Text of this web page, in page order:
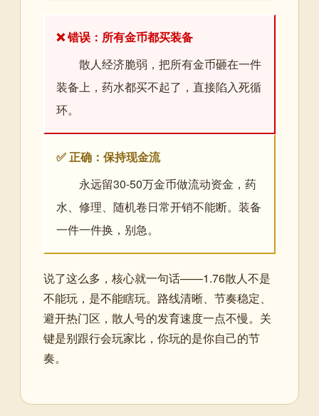
❌ 错误：所有金币都买装备
散人经济脆弱，把所有金币砸在一件
装备上，药水都买不起了，直接陷入死循
环。
✅ 正确：保持现金流
永远留30-50万金币做流动资金，药
水、修理、随机卷日常开销不能断。装备
一件一件换，别急。
说了这么多，核心就一句话——1.76散人不是
不能玩，是不能瞎玩。路线清晰、节奏稳定、
避开热门区，散人号的发育速度一点不慢。关
键是别跟行会玩家比，你玩的是你自己的节
奏。